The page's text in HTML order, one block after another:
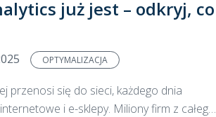
już jest – odkryj, co
OPTYMALIZACJA
przenosi się do sieci, każdego dnia
i e-sklepy. Miliony firm z całego